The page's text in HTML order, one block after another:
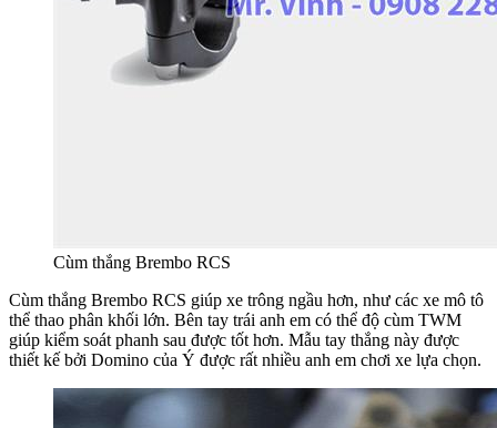
Cùm thắng Brembo RCS
Cùm thắng Brembo RCS giúp xe trông ngầu hơn, như các xe mô tô
thể thao phân khối lớn. Bên tay trái anh em có thể độ cùm TWM
giúp kiểm soát phanh sau được tốt hơn. Mẫu tay thắng này được
thiết kế bởi Domino của Ý được rất nhiều anh em chơi xe lựa chọn.